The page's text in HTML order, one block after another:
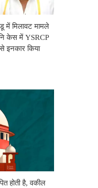
में मिलावट मामले
केस में YSRCP
इनकार किया
होती है, वकील